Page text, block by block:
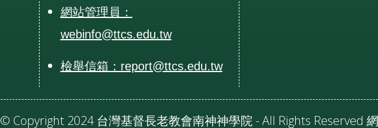
網站管理員：
webinfo@ttcs.edu.tw
檢舉信箱：report@ttcs.edu.tw
© Copyright 2024 台灣基督長老教會南神神學院 - All Rights Reserved